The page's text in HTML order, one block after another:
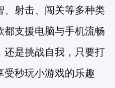
、射击、闯关等多种类
都支援电脑与手机流畅
还是挑战自我，只要打
受秒玩小游戏的乐趣